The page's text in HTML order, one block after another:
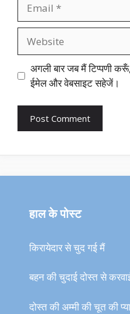
अगली बार जब मैं टिप्पणी
ईमेल और वेबसाइट सहेजें।
हाल के पोस्ट
किरायेदार से चुद गई मैं
बहन की चुदाई दोस्त से
दोस्त की अम्मी की चूत की